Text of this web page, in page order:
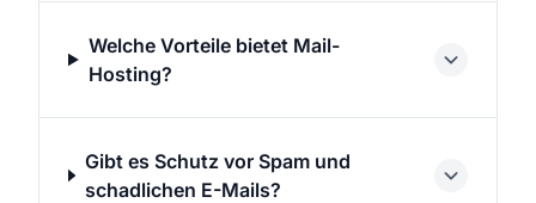
Welche Vorteile bietet Mail-
Hosting?
Gibt es Schutz vor Spam und
schadlichen E-Mails?